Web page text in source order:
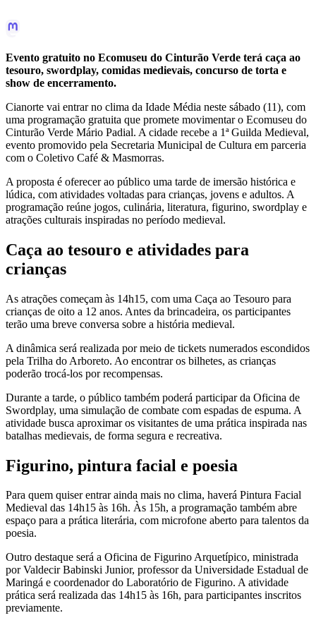
Evento gratuito no Ecomuseu do Cinturão Verde terá caça ao
tesouro, swordplay, comidas medievais, concurso de torta e
show de encerramento.
Cianorte vai entrar no clima da Idade Média neste sábado (11), com
uma programação gratuita que promete movimentar o Ecomuseu do
Cinturão Verde Mário Padial. A cidade recebe a 1ª Guilda Medieval,
evento promovido pela Secretaria Municipal de Cultura em parceria
com o Coletivo Café & Masmorras.
A proposta é oferecer ao público uma tarde de imersão histórica e
lúdica, com atividades voltadas para crianças, jovens e adultos. A
programação reúne jogos, culinária, literatura, figurino, swordplay e
atrações culturais inspiradas no período medieval.
Caça ao tesouro e atividades para
crianças
As atrações começam às 14h15, com uma Caça ao Tesouro para
crianças de oito a 12 anos. Antes da brincadeira, os participantes
terão uma breve conversa sobre a história medieval.
A dinâmica será realizada por meio de tickets numerados escondidos
pela Trilha do Arboreto. Ao encontrar os bilhetes, as crianças
poderão trocá-los por recompensas.
Durante a tarde, o público também poderá participar da Oficina de
Swordplay, uma simulação de combate com espadas de espuma. A
atividade busca aproximar os visitantes de uma prática inspirada nas
batalhas medievais, de forma segura e recreativa.
Figurino, pintura facial e poesia
Para quem quiser entrar ainda mais no clima, haverá Pintura Facial
Medieval das 14h15 às 16h. Às 15h, a programação também abre
espaço para a prática literária, com microfone aberto para talentos da
poesia.
Outro destaque será a Oficina de Figurino Arquetípico, ministrada
por Valdecir Babinski Junior, professor da Universidade Estadual de
Maringá e coordenador do Laboratório de Figurino. A atividade
prática será realizada das 14h15 às 16h, para participantes inscritos
previamente.